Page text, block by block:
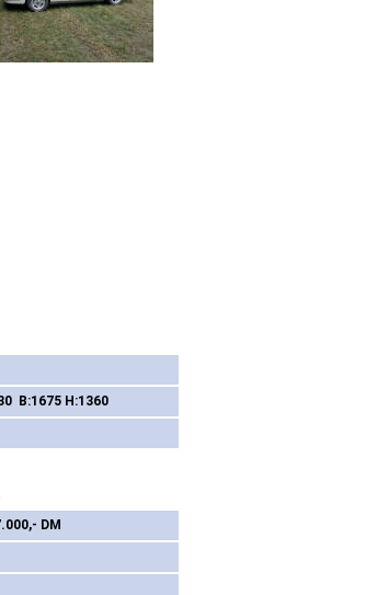
B:1675 H:1360
DM